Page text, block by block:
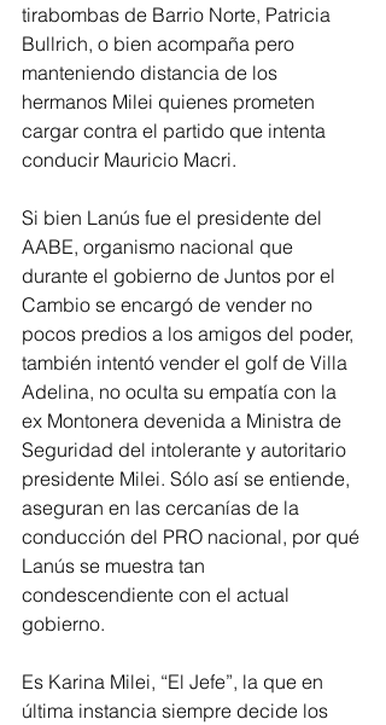
tirabombas de Barrio Norte, Patricia
Bullrich, o bien acompaña pero
manteniendo distancia de los
hermanos Milei quienes prometen
cargar contra el partido que intenta
conducir Mauricio Macri.
Si bien Lanús fue el presidente del
AABE, organismo nacional que
durante el gobierno de Juntos por el
Cambio se encargó de vender no
pocos predios a los amigos del poder,
también intentó vender el golf de Villa
Adelina, no oculta su empatía con la
ex Montonera devenida a Ministra de
Seguridad del intolerante y autoritario
presidente Milei. Sólo así se entiende,
aseguran en las cercanías de la
conducción del PRO nacional, por qué
Lanús se muestra tan
condescendiente con el actual
gobierno.
Es Karina Milei, “El Jefe”, la que en
última instancia siempre decide los